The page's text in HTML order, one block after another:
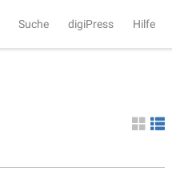
Suche digiPress Hilfe